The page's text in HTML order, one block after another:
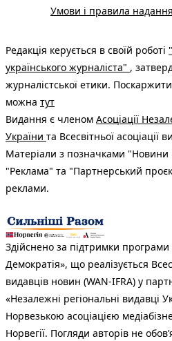
Умови і правила
Редакція керується в своїй роботі
українського журналіста" ,
журналістської етики.
можна тут
Видання є членом Асоціації
України та Всесвітньої асоціації
Матеріали з позначками
"Реклама" та "Партнерський
реклами.
Здійснено за підтримки
Демократія», що реалізується
видавців новин (WAN-IFRA) у
«Незалежні регіональні видавці
Норвезькою асоціацією
Норвегії. Погляди авторів не